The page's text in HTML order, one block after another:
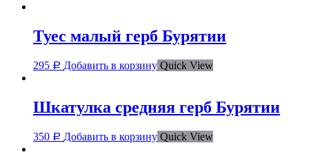
Туес малый герб Бурятии
295 Р Добавить в корзину Quick View
Шкатулка средняя герб Бурятии
350 Р Добавить в корзину Quick View